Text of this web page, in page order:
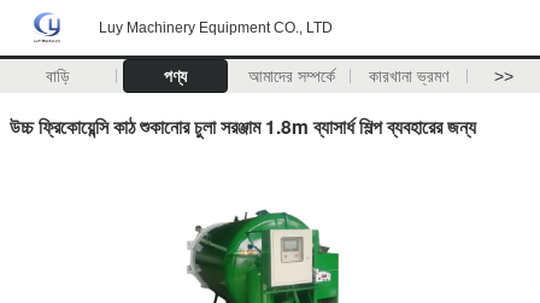
Luy Machinery Equipment CO., LTD
বাড়ি পণ্য আমাদের সম্পর্কে কারখানা ভ্রমণ >>
উচ্চ ফ্রিকোয়েন্সি কাঠ শুকানোর চুলা সরঞ্জাম 1.8m ব্যাসার্ধ শিল্প ব্যবহারের জন্য